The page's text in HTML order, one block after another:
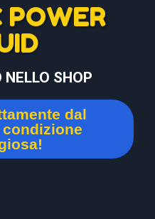
POWER
SHOP
dal